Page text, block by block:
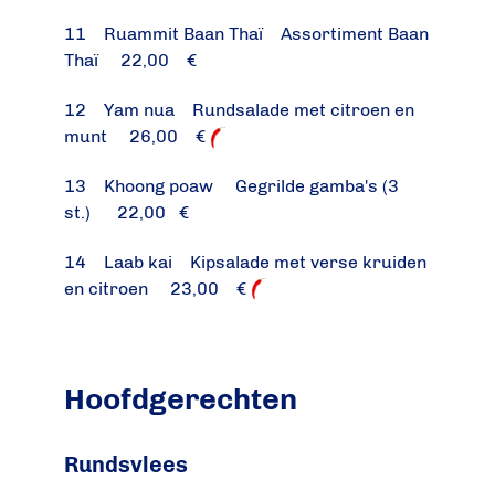
11 Ruammit Baan Thaï Assortiment Baan
Thaï 22,00 €
12 Yam nua Rundsalade met citroen en
munt 26,00 €
13 Khoong poaw Gegrilde gamba's (3
st.) 22,00 €
14 Laab kai Kipsalade met verse kruiden
en citroen 23,00 €
Hoofdgerechten
Rundsvlees